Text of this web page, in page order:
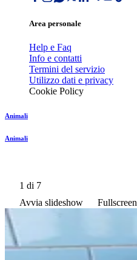
Area personale
Help e Faq
Info e contatti
Termini del servizio
Utilizzo dati e privacy
Cookie Policy
Animali
Animali
1 di 7
Avvia slideshow
Fullscreen